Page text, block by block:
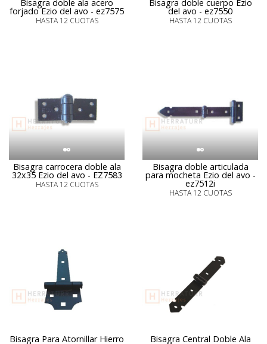
Bisagra doble ala acero
forjado Ezio del avo - ez7575
HASTA 12 CUOTAS
Bisagra doble cuerpo Ezio
del avo - ez7550
HASTA 12 CUOTAS
Bisagra carrocera doble ala
32x35 Ezio del avo - EZ7583
HASTA 12 CUOTAS
Bisagra doble articulada
para mocheta Ezio del avo -
ez7512i
HASTA 12 CUOTAS
Bisagra Para Atornillar Hierro Bisagra Central Doble Ala